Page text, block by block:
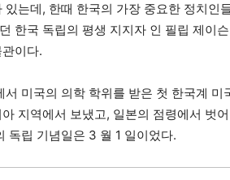
있는데, 한때 한국의 가장 중요한 정치인
한국 독립의 평생 지지자 인 필립 제이
이다.
미국의 의학 학위를 받은 첫 한국계 미
지역에서 보냈고, 일본의 점령에서 벗
독립 기념일은 3 월 1 일이었다.